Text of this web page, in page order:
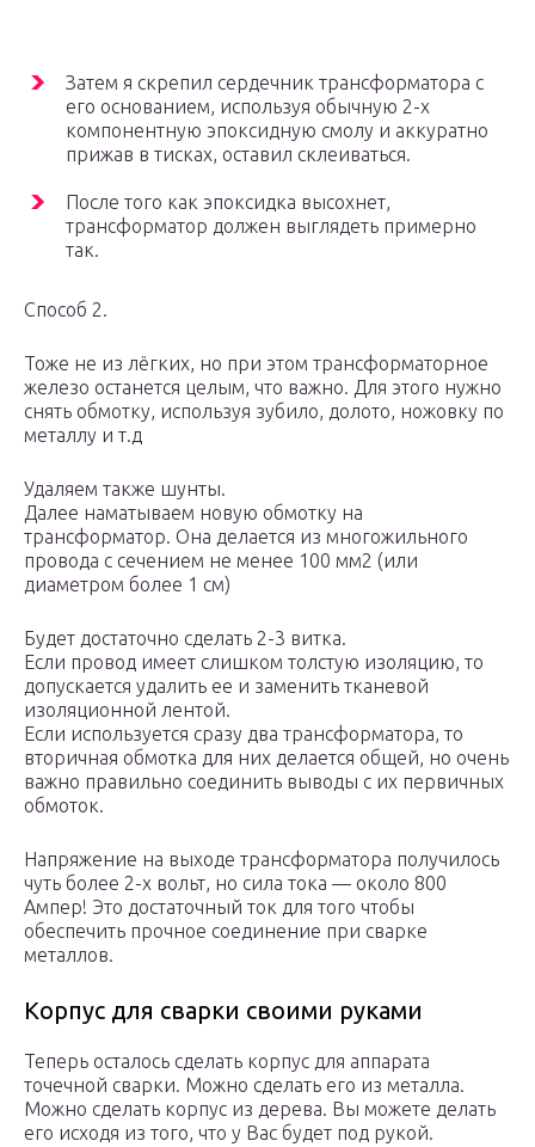
Затем я скрепил сердечник трансформатора с
его основанием, используя обычную 2-х
компонентную эпоксидную смолу и аккуратно
прижав в тисках, оставил склеиваться.
После того как эпоксидка высохнет,
трансформатор должен выглядеть примерно
так.
Способ 2.
Тоже не из лёгких, но при этом трансформаторное
железо останется целым, что важно. Для этого нужно
снять обмотку, используя зубило, долото, ножовку по
металлу и т.д
Удаляем также шунты.
Далее наматываем новую обмотку на
трансформатор. Она делается из многожильного
провода с сечением не менее 100 мм2 (или
диаметром более 1 см)
Будет достаточно сделать 2-3 витка.
Если провод имеет слишком толстую изоляцию, то
допускается удалить ее и заменить тканевой
изоляционной лентой.
Если используется сразу два трансформатора, то
вторичная обмотка для них делается общей, но очень
важно правильно соединить выводы с их первичных
обмоток.
Напряжение на выходе трансформатора получилось
чуть более 2-х вольт, но сила тока — около 800
Ампер! Это достаточный ток для того чтобы
обеспечить прочное соединение при сварке
металлов.
Корпус для сварки своими руками
Теперь осталось сделать корпус для аппарата
точечной сварки. Можно сделать его из металла.
Можно сделать корпус из дерева. Вы можете делать
его исходя из того, что у Вас будет под рукой.